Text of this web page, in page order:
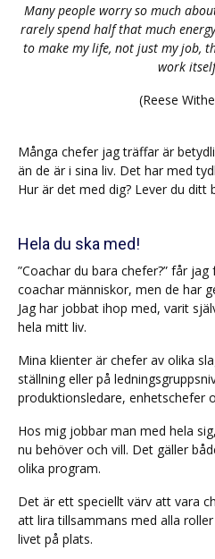
Many people worry so much
rarely spend half that much
to make my life, not just my job,
work
(Reese
Många chefer jag träffar är
än de är i sina liv. Det har med
Hur är det med dig? Lever du ditt
Hela du ska med!
”Coachar du bara chefer?” får
coachar människor, men de har
Jag har jobbat ihop med, varit
hela mitt liv.
Mina klienter är chefer av olika
ställning eller på
produktionsledare, enhetschefer
Hos mig jobbar man med hela
nu behöver och vill. Det gäller
olika program.
Det är ett speciellt värv att vara
att lira tillsammans med alla
livet på plats.